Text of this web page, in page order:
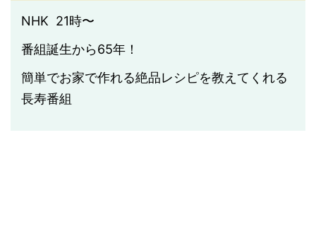
NHK 21時〜
番組誕生から65年！
簡単でお家で作れる絶品レシピを教えてくれる
長寿番組